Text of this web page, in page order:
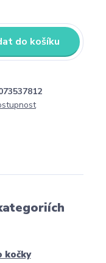
do košíku
kočky